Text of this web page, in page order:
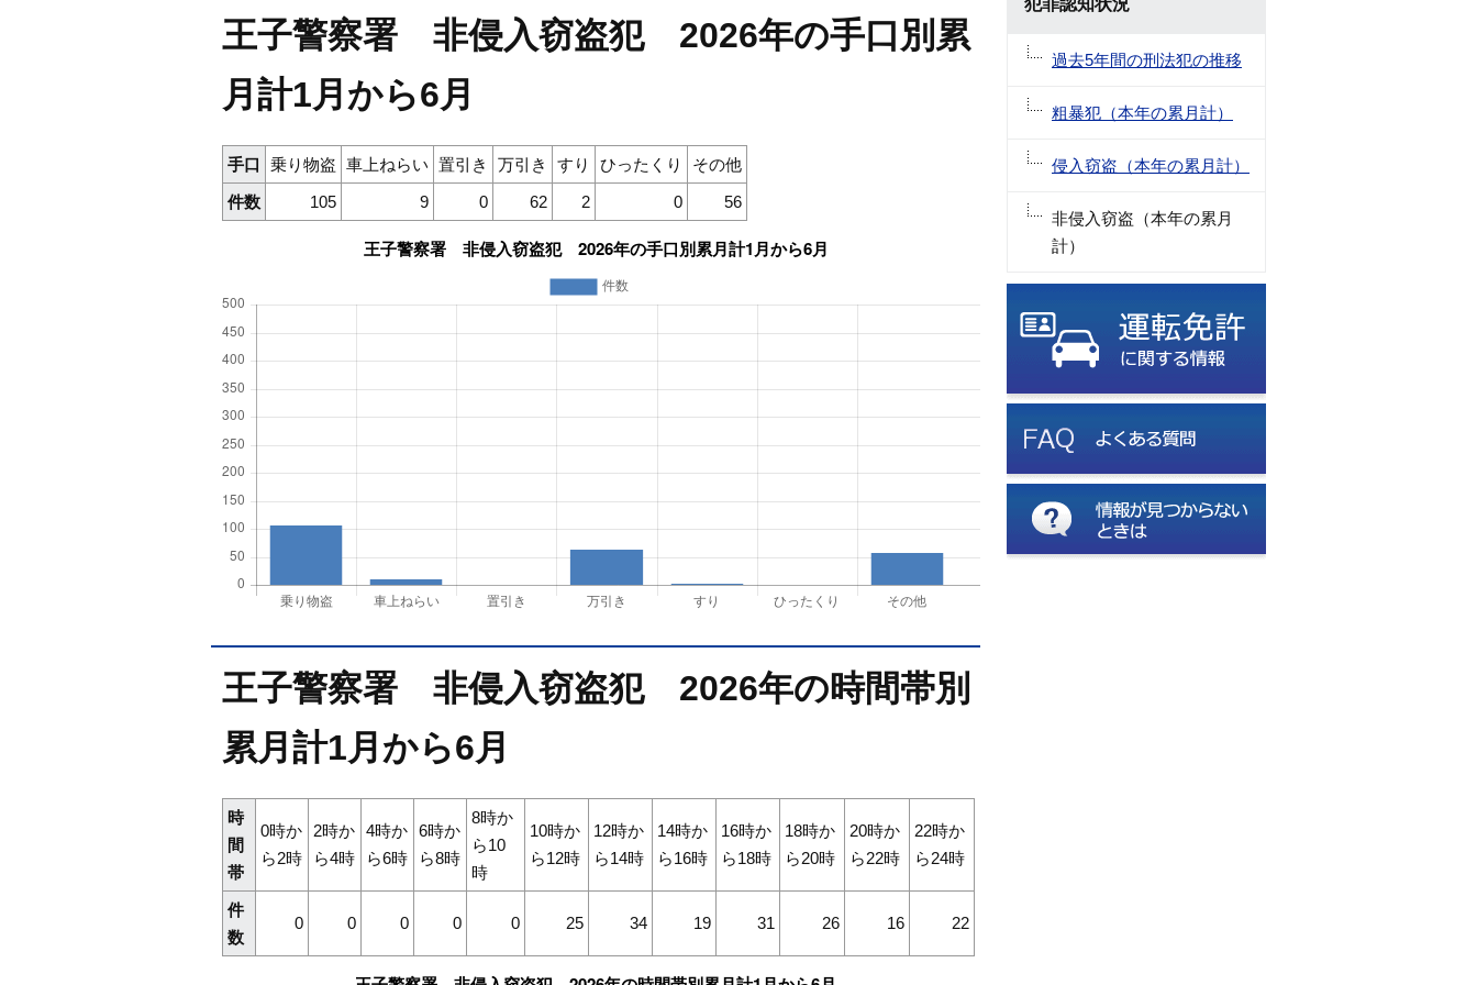
王子警察署 非侵入窃盗犯 2026年の手口別累
月計1月から6月
手口 乗り物盗 車上ねらい 置引き 万引き すり ひったくり
その他
件数
105 9 0 62 2 0 56
王子警察署 非侵入窃盗犯 2026年の時間帯別
累月計1月から6月
時
間
帯
0時か
ら2時
2時か
ら4時
4時か
ら6時
6時か
ら8時
8時か
ら10
時
10時か
ら12時
12時か
ら14時
14時か
ら16時
16時か
ら18時
18時か
ら20時
20時か
ら22時
22時か
ら24時
件
数
0 0 0 0 0 25 34 19 31 26 16 22
犯罪認知状況
過去5年間の刑法犯の推移
粗暴犯（本年の累月計）
侵入窃盗（本年の累月計）
非侵入窃盗（本年の累月
計）